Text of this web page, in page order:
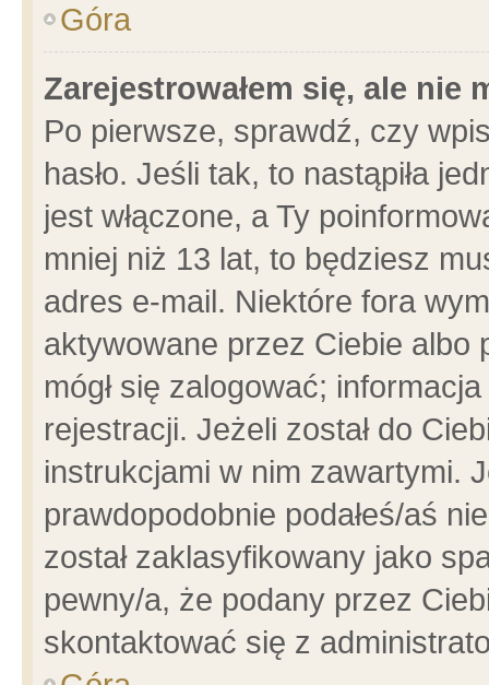
Góra
Zarejestrowałem się, ale nie
Po pierwsze, sprawdź, czy
hasło. Jeśli tak, to nastąpiła
jest włączone, a Ty
mniej niż 13 lat, to będziesz
adres e-mail. Niektóre fora
aktywowane przez Ciebie albo
mógł się zalogować;
rejestracji. Jeżeli został do
instrukcjami w nim zawartymi.
prawdopodobnie podałeś/aś
został zaklasyfikowany jako
pewny/a, że podany przez
skontaktować się z